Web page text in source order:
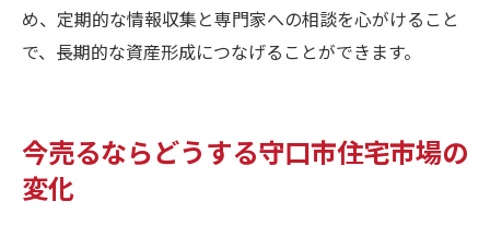
め、定期的な情報収集と専門家への相談を心がけること
で、長期的な資産形成につなげることができます。
今売るならどうする守口市住宅市場の
変化